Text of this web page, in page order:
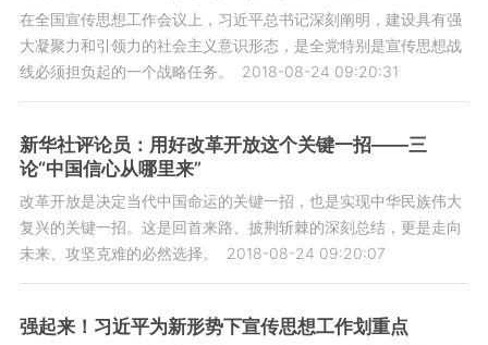
在全国宣传思想工作会议上，习近平总书记深刻阐明，建设具有强
大凝聚力和引领力的社会主义意识形态，是全党特别是宣传思想战
线必须担负起的一个战略任务。
2018-08-24 09:20:31
新华社评论员：用好改革开放这个关键一招——三
论“中国信心从哪里来”
改革开放是决定当代中国命运的关键一招，也是实现中华民族伟大
复兴的关键一招。这是回首来路、披荆斩棘的深刻总结，更是走向
未来、攻坚克难的必然选择。
2018-08-24 09:20:07
强起来！习近平为新形势下宣传思想工作划重点